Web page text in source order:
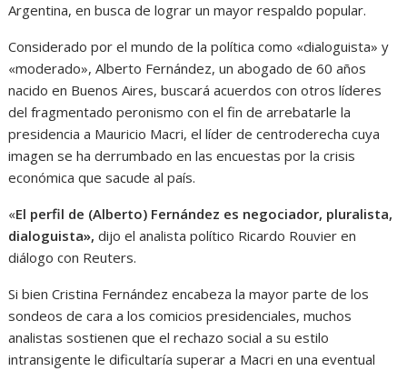
Argentina, en busca de lograr un mayor respaldo popular.
Considerado por el mundo de la política como «dialoguista» y
«moderado», Alberto Fernández, un abogado de 60 años
nacido en Buenos Aires, buscará acuerdos con otros líderes
del fragmentado peronismo con el fin de arrebatarle la
presidencia a Mauricio Macri, el líder de centroderecha cuya
imagen se ha derrumbado en las encuestas por la crisis
económica que sacude al país.
«El perfil de (Alberto) Fernández es negociador, pluralista,
dialoguista», dijo el analista político Ricardo Rouvier en
diálogo con Reuters.
Si bien Cristina Fernández encabeza la mayor parte de los
sondeos de cara a los comicios presidenciales, muchos
analistas sostienen que el rechazo social a su estilo
intransigente le dificultaría superar a Macri en una eventual